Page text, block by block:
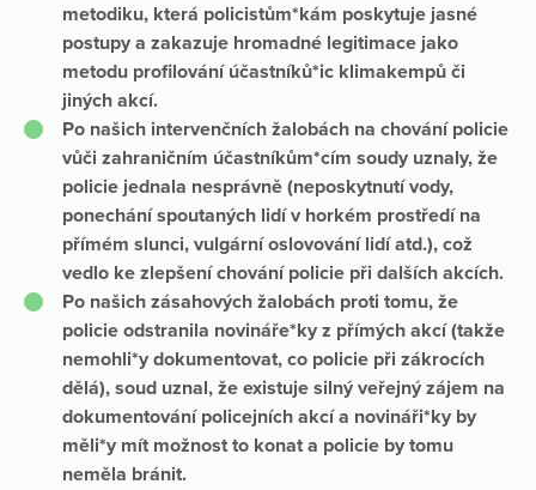
metodiku, která policistům*kám poskytuje jasné
postupy a zakazuje hromadné legitimace jako
metodu profilování účastníků*ic klimakempů či
jiných akcí.
Po našich intervenčních žalobách na chování policie
vůči zahraničním účastníkům*cím soudy uznaly, že
policie jednala nesprávně (neposkytnutí vody,
ponechání spoutaných lidí v horkém prostředí na
přímém slunci, vulgární oslovování lidí atd.), což
vedlo ke zlepšení chování policie při dalších akcích.
Po našich zásahových žalobách proti tomu, že
policie odstranila novináře*ky z přímých akcí (takže
nemohli*y dokumentovat, co policie při zákrocích
dělá), soud uznal, že existuje silný veřejný zájem na
dokumentování policejních akcí a novináři*ky by
měli*y mít možnost to konat a policie by tomu
neměla bránit.